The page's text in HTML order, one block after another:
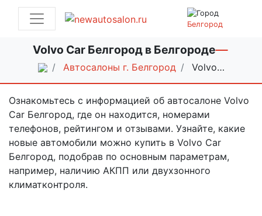
Белгород
Volvo Car Белгород в Белгороде
Автосалоны г. Белгород Volvo…
Ознакомьтесь с информацией об автосалоне Volvo
Car Белгород, где он находится, номерами
телефонов, рейтингом и отзывами. Узнайте, какие
новые автомобили можно купить в Volvo Car
Белгород, подобрав по основным параметрам,
например, наличию АКПП или двухзонного
климатконтроля.